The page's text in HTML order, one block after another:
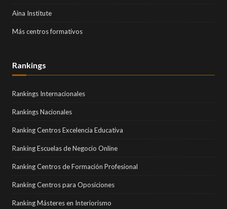
Aina Institute
Más centros formativos
Rankings
Rankings Internacionales
Rankings Nacionales
Ranking Centros Excelencia Educativa
Ranking Escuelas de Negocio Online
Ranking Centros de Formación Profesional
Ranking Centros para Oposiciones
Ranking Másteres en Interiorismo